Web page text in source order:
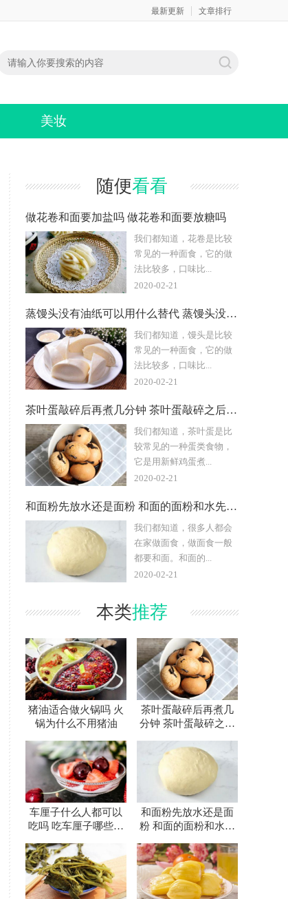
最新更新 文章排行
美妆
随便看看
做花卷和面要加盐吗 做花卷和面要放糖吗
我们都知道，花卷是比较
常见的一种面食，它的做
法比较多，口味比...
2020-02-21
蒸馒头没有油纸可以用什么替代 蒸馒头没有油纸怎么办
我们都知道，馒头是比较
常见的一种面食，它的做
法比较多，口味比...
2020-02-21
茶叶蛋敲碎后再煮几分钟 茶叶蛋敲碎之后再煮多久
我们都知道，茶叶蛋是比
较常见的一种蛋类食物，
它是用新鲜鸡蛋煮...
2020-02-21
和面粉先放水还是面粉 和面的面粉和水先放哪个
我们都知道，很多人都会
在家做面食，做面食一般
都要和面。和面的...
2020-02-21
本类推荐
猪油适合做火锅吗 火
锅为什么不用猪油
茶叶蛋敲碎后再煮几
分钟 茶叶蛋敲碎之后
车厘子什么人都可以
吃吗 吃车厘子哪些事
和面粉先放水还是面
粉 和面的面粉和水先